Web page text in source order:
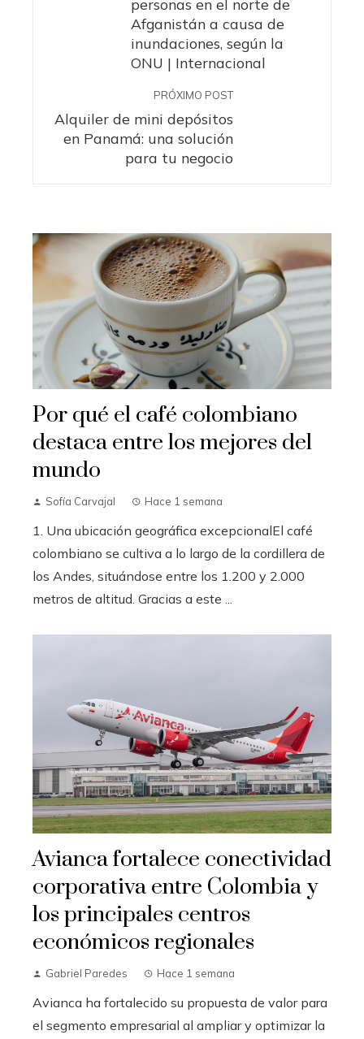
personas en el norte de
Afganistán a causa de
inundaciones, según la
ONU | Internacional
PRÓXIMO POST
Alquiler de mini depósitos
en Panamá: una solución
para tu negocio
Por qué el café colombiano
destaca entre los mejores del
mundo
Sofía Carvajal Hace 1 semana
1. Una ubicación geográfica excepcionalEl café
colombiano se cultiva a lo largo de la cordillera de
los Andes, situándose entre los 1.200 y 2.000
metros de altitud. Gracias a este ...
Avianca fortalece conectividad
corporativa entre Colombia y
los principales centros
económicos regionales
Gabriel Paredes Hace 1 semana
Avianca ha fortalecido su propuesta de valor para
el segmento empresarial al ampliar y optimizar la